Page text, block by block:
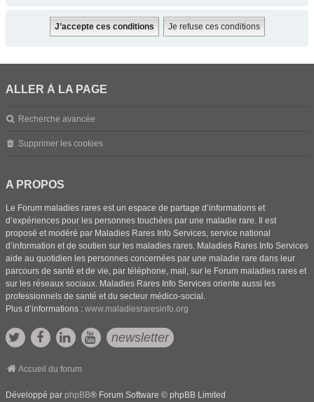
ALLER À LA PAGE
Recherche avancée
Supprimer les cookies
A PROPOS
Le Forum maladies rares est un espace de partage d’informations et
d’expériences pour les personnes touchées par une maladie rare. Il est
proposé et modéré par Maladies Rares Info Services, service national
d’information et de soutien sur les maladies rares. Maladies Rares Info Services
aide au quotidien les personnes concernées par une maladie rare dans leur
parcours de santé et de vie, par téléphone, mail, sur le Forum maladies rares et
sur les réseaux sociaux. Maladies Rares Info Services oriente aussi les
professionnels de santé et du secteur médico-social.
Plus d’informations : www.maladiesraresinfo.org
newsletter
Accueil du forum
Développé par phpBB® Forum Software © phpBB Limited